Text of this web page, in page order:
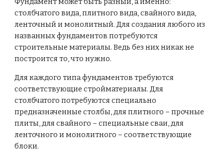
столбчатого вида, плитного вида, свайного вида,
ленточный и монолитный. Для создания любого из
названных фундаментов потребуются
строительные материалы. Ведь без них никак не
построится то, что нужно.
Для каждого типа фундаментов требуются
соответствующие стройматериалы. Для
столбчатого потребуются специально
предназначенные столбы, для плитного – прочные
плиты, для свайного – специальные сваи, для
ленточного и монолитного – соответствующие
блоки.